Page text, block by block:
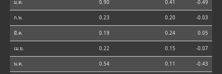
ม.ค. 0.90 0.41 -0.49
ก.พ. 0.23 0.20 -0.03
มี.ค. 0.19 0.24 0.05
เม.ย. 0.22 0.15 -0.07
พ.ค. 0.54 0.11 -0.43